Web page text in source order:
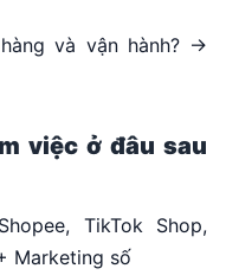
và vận hành? →
việc ở đâu sau
TikTok Shop,
Marketing số